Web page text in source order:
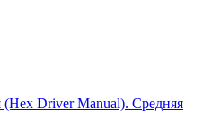
(Hex Driver Manual). Средняя